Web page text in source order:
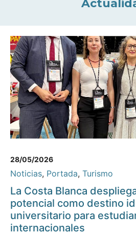
28/05/2026
Noticias, Portada, Turismo
La Costa Blanca
potencial como destino
universitario para
internacionales